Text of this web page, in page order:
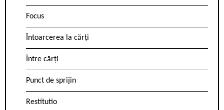
Focus
Întoarcerea la cărți
Între cărți
Punct de sprijin
Restitutio